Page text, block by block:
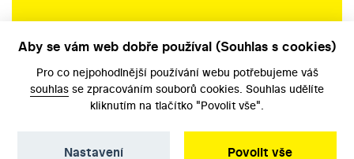
Aby se vám web dobře používal (Souhlas s cookies)
Pro co nejpohodlnější používání webu potřebujeme váš
souhlas se zpracováním souborů cookies. Souhlas udělíte
kliknutím na tlačítko "Povolit vše".
Povolit vše
Nastavení